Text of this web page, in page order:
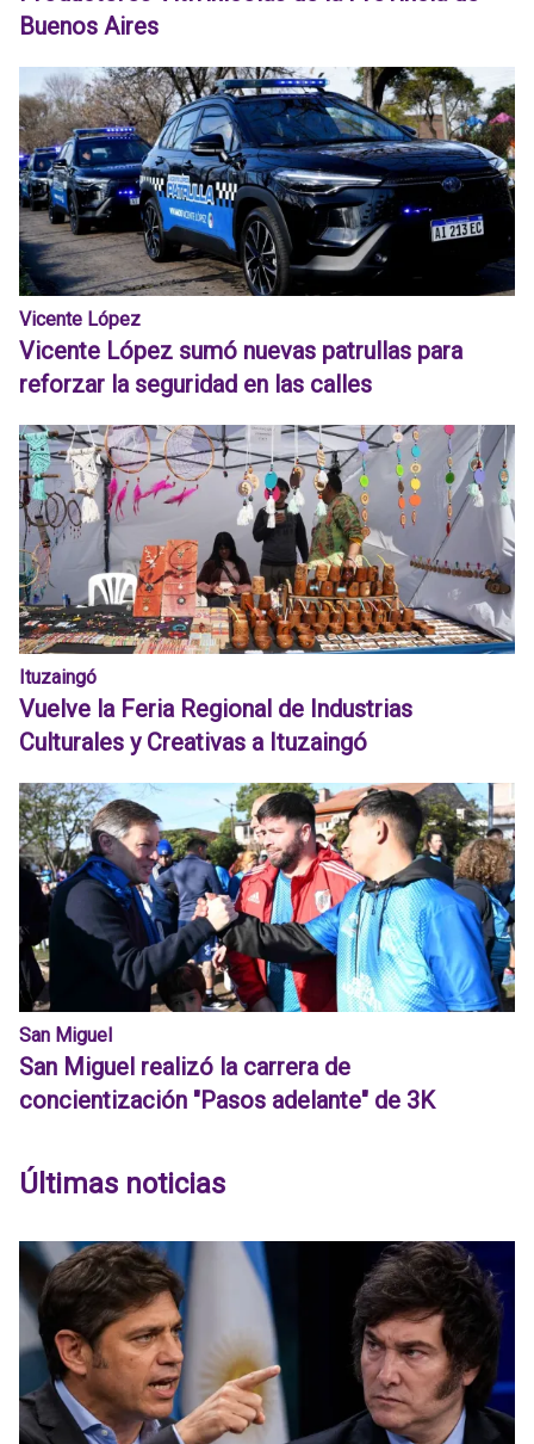
Buenos Aires
Vicente López
Vicente López sumó nuevas patrullas para
reforzar la seguridad en las calles
Ituzaingó
Vuelve la Feria Regional de Industrias
Culturales y Creativas a Ituzaingó
San Miguel
San Miguel realizó la carrera de
concientización "Pasos adelante" de 3K
Últimas noticias